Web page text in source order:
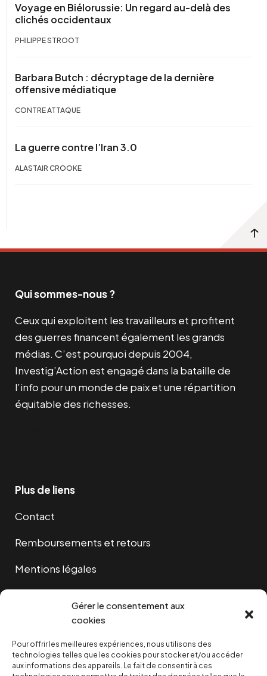
Gérer le consentement aux
cookies
Pour offrir les meilleures expériences, nous utilisons des
technologies telles que les cookies pour stocker et/ou accéder
aux informations des appareils. Le fait de consentir à ces
Voyage en Biélorussie: Un regard au-delà des
clichés occidentaux
PHILIPPE STROOT
Barbara Butch : décryptage de la dernière
offensive médiatique
CONTRE ATTAQUE
La guerre contre l’Iran 3.0
ALASTAIR CROOKE
Qui sommes-nous ?
Ceux qui exploitent les travailleurs et profitent
des guerres financent également les grands
médias. C’est pourquoi depuis 2004,
Investig’Action est engagé dans la bataille de
l’info pour un monde de paix et une répartition
équitable des richesses.
Plus de liens
Contact
Remboursements et retours
Mentions légales
NOUS SOUTENIR